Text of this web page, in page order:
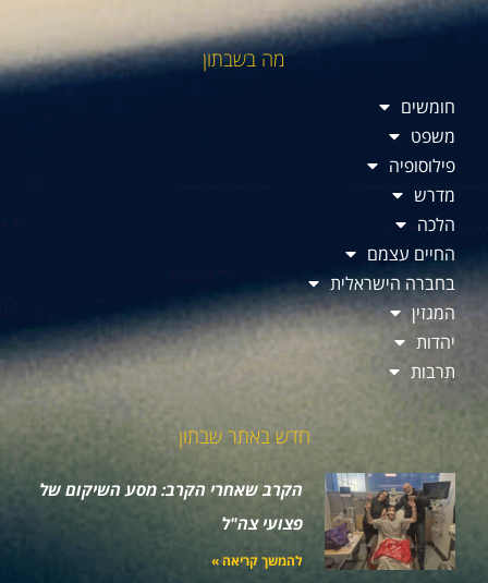
מה בשבתון
חומשים
משפט
פילוסופיה
מדרש
הלכה
החיים עצמם
בחברה הישראלית
המגזין
יהדות
תרבות
חדש באתר שבתון
הקרב שאחרי הקרב: מסע השיקום של
פצועי צה"ל
להמשך קריאה »